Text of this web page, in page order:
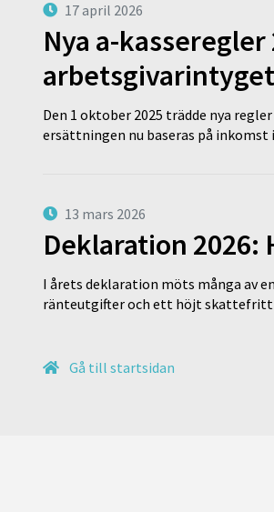
17 april 2026
Nya a-
Den 1 oktober 2025 trädde nya
ersättningen nu baseras på
13 mars 2026
Deklaration 2026:
I årets deklaration möts många av
ränteutgifter och ett höjt skattefritt
Gå till startsidan